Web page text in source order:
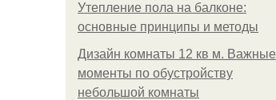
Утепление пола на балконе:
основные принципы и методы
Дизайн комнаты 12 кв м. Важные
моменты по обустройству
небольшой комнаты